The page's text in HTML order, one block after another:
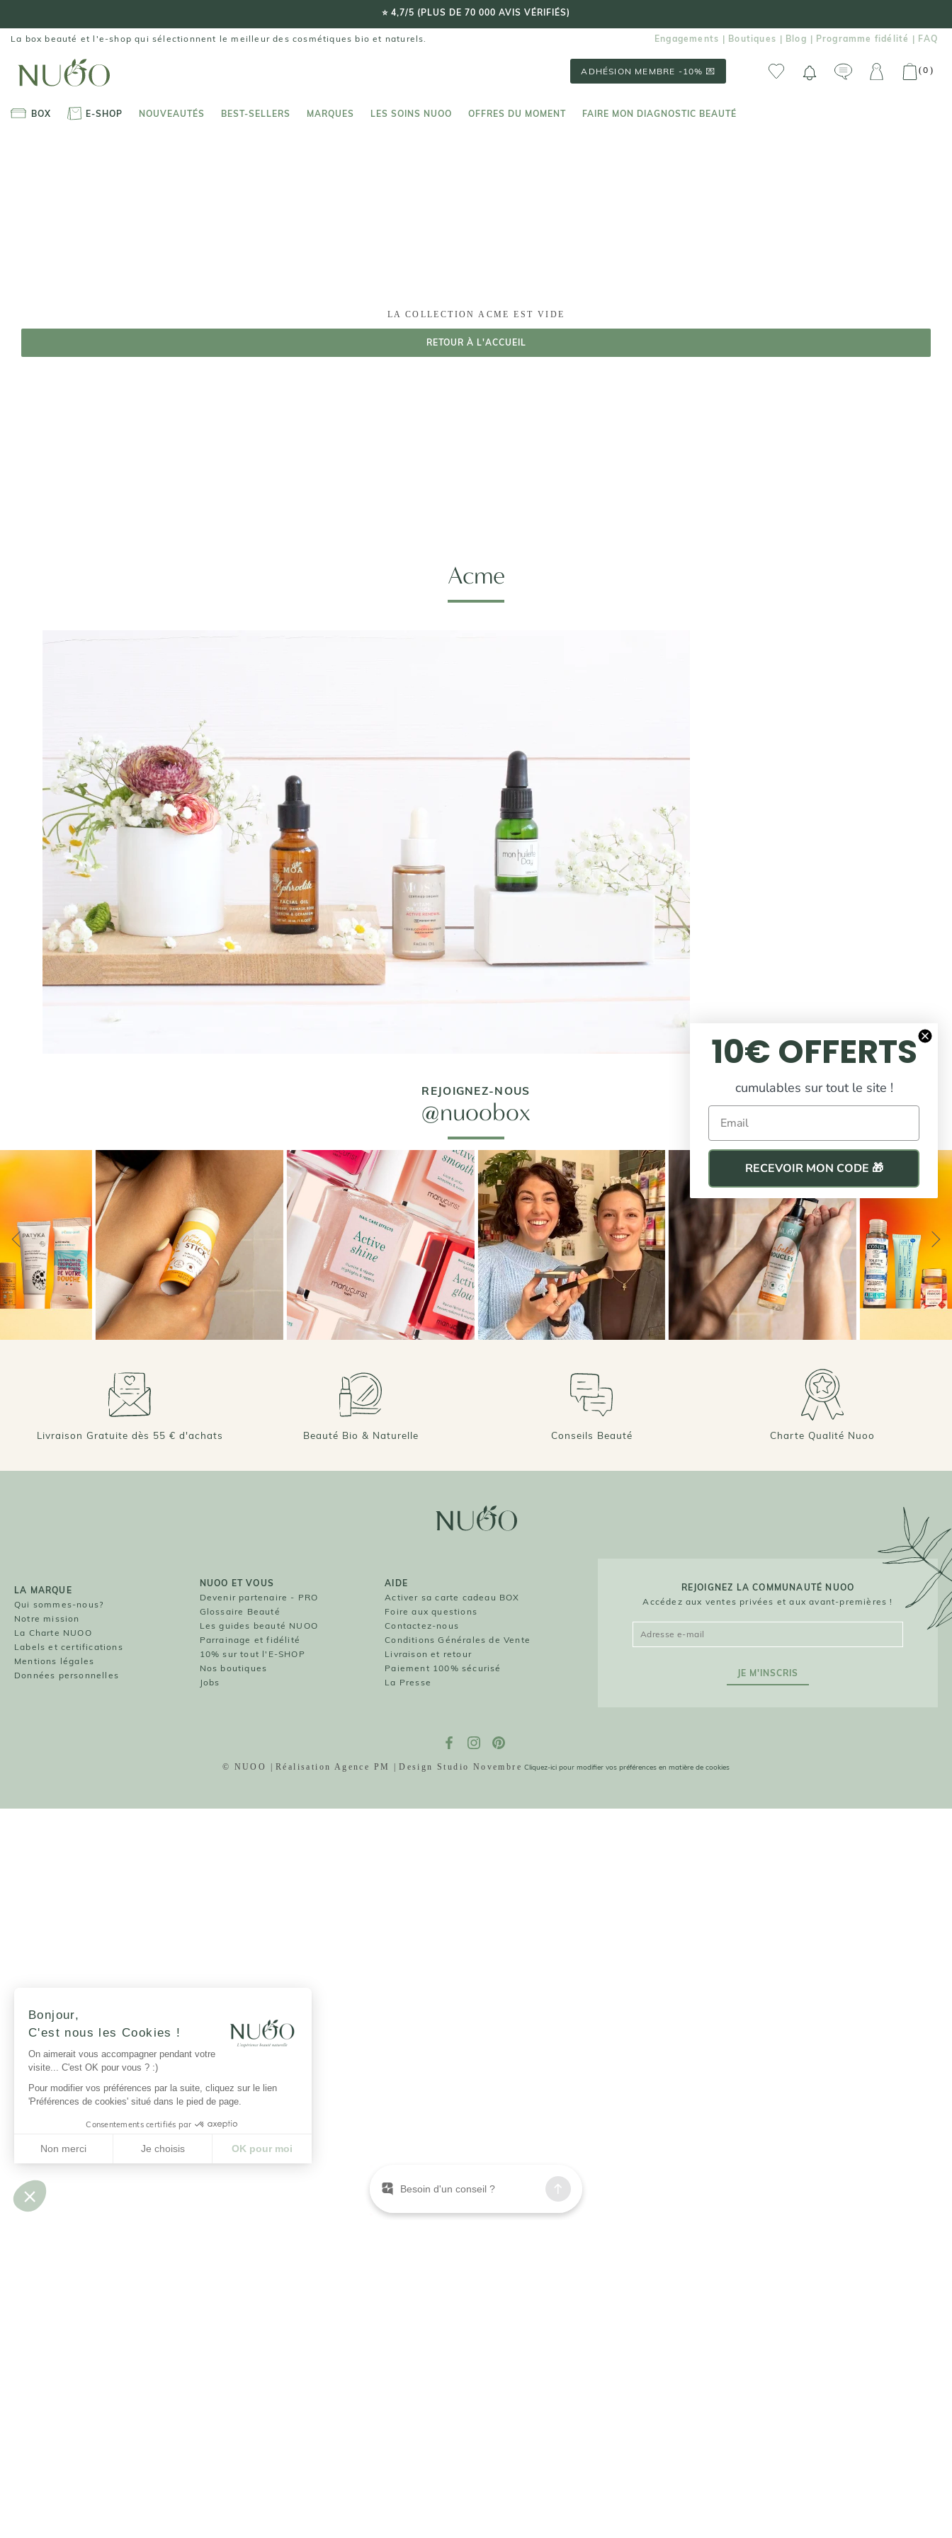
contenu
⭐️ 4,7/5 (PLUS DE 70 000 AVIS VÉRIFIÉS)
La box beauté et l'e-shop qui sélectionnent le meilleur des cosmétiques bio et naturels. Engagements | Boutiques | Blog | Programme fidélité | FAQ
BOX
E-SHOP
NOUVEAUTÉS
BEST-SELLERS
MARQUES
LES SOINS NUOO
OFFRES DU MOMENT
FAIRE MON DIAGNOSTIC BEAUTÉ
ADHÉSION MEMBRE -10% 💌 (0 )
Acme
LA COLLECTION ACME EST VIDE
RETOUR À L'ACCUEIL
REJOIGNEZ-NOUS
@nuoobox
Livraison Gratuite dès 55 € d'achats Beauté Bio & Naturelle Conseils Beauté Charte Qualité Nuoo
LA MARQUE
Qui sommes-nous?
Notre mission
La Charte NUOO
Labels et certifications
Mentions légales
Données personnelles
NUOO ET VOUS
Devenir partenaire - PRO
Glossaire Beauté
Les guides beauté NUOO
Parrainage et fidélité
10% sur tout l'E-SHOP
Nos boutiques
Jobs
AIDE
Activer sa carte cadeau BOX
Foire aux questions
Contactez-nous
Conditions Générales de Vente
Livraison et retour
Paiement 100% sécurisé
La Presse
REJOIGNEZ LA COMMUNAUTÉ NUOO
Accédez aux ventes privées et aux avant-premières !
JE M'INSCRIS
© NUOO | Réalisation Agence PM | Design Studio Novembre Cliquez-ici pour modifier vos préférences en matière de cookies
Bonjour,
C'est nous les Cookies !
On aimerait vous accompagner pendant votre
visite... C'est OK pour vous ? :)
Pour modifier vos préférences par la suite, cliquez sur le lien
'Préférences de cookies' situé dans le pied de page.
Consentements certifiés par
Non merci Je choisis OK pour moi
Notre plateforme vous permet d'adapter et de gérer vos paramètres de confidentialité, en garantissant la conformité avec les réglementations. Personnalisez vos préférences pour contrôler la manière dont vos informations sont manipulées.
10€ OFFERTS
cumulables sur tout le site !
Email
RECEVOIR MON CODE 🎁